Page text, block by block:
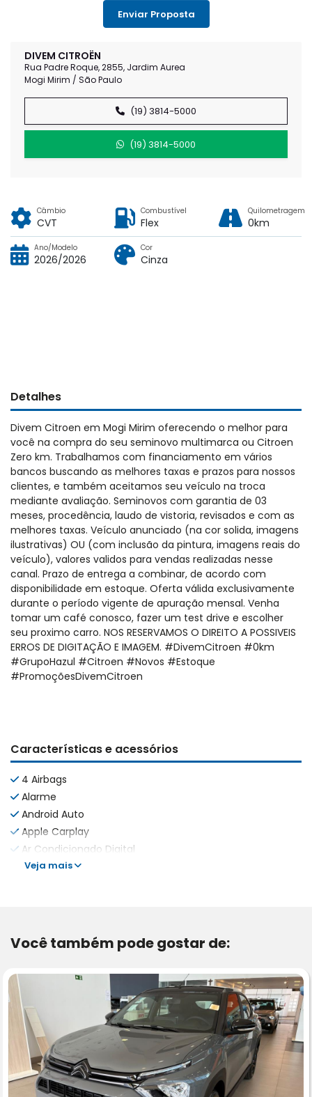
DIVEM CITROËN
Rua Padre Roque, 2855, Jardim Aurea
Mogi Mirim / São Paulo
(19) 3814-5000
(19) 3814-5000
Enviar Proposta
Câmbio
CVT
Combustível
Flex
Quilometragem
0km
Ano/Modelo
2026/2026
Cor
Cinza
Detalhes
Divem Citroen em Mogi Mirim oferecendo o melhor para
você na compra do seu seminovo multimarca ou Citroen
Zero km. Trabalhamos com financiamento em vários
bancos buscando as melhores taxas e prazos para nossos
clientes, e também aceitamos seu veículo na troca
mediante avaliação. Seminovos com garantia de 03
meses, procedência, laudo de vistoria, revisados e com as
melhores taxas. Veículo anunciado (na cor solida, imagens
ilustrativas) OU (com inclusão da pintura, imagens reais do
veículo), valores validos para vendas realizadas nesse
canal. Prazo de entrega a combinar, de acordo com
disponibilidade em estoque. Oferta válida exclusivamente
durante o período vigente de apuração mensal. Venha
tomar um café conosco, fazer um test drive e escolher
seu proximo carro. NOS RESERVAMOS O DIREITO A POSSIVEIS
ERROS DE DIGITAÇÃO E IMAGEM. #DivemCitroen #0km
#GrupoHazul #Citroen #Novos #Estoque
#PromoçõesDivemCitroen
Características e acessórios
4 Airbags
Alarme
Android Auto
Apple Carplay
Ar Condicionado Digital
Veja mais
Você também pode gostar de: